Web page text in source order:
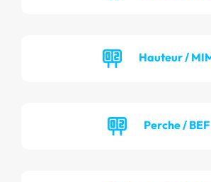
Hauteur /
Perche / BEF